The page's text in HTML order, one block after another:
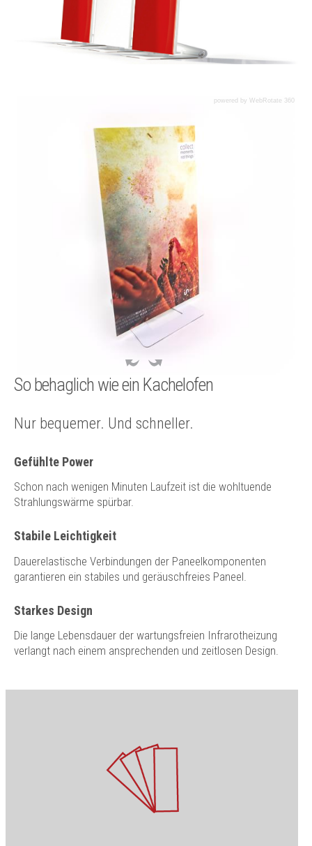
powered by WebRotate 360
So behaglich wie ein Kachelofen
Nur bequemer. Und schneller.
Gefühlte Power
Schon nach wenigen Minuten Laufzeit ist die wohltuende
Strahlungswärme spürbar.
Stabile Leichtigkeit
Dauerelastische Verbindungen der Paneelkomponenten
garantieren ein stabiles und geräuschfreies Paneel.
Starkes Design
Die lange Lebensdauer der wartungsfreien Infrarotheizung
verlangt nach einem ansprechenden und zeitlosen Design.